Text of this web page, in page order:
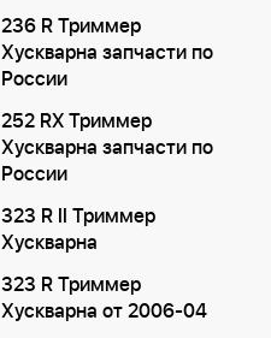
236 R Триммер
Хускварна запчасти по
России
252 RX Триммер
Хускварна запчасти по
России
323 R II Триммер
Хускварна
323 R Триммер
Хускварна от 2006-04